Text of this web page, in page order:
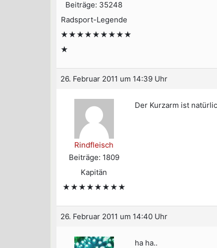
Beiträge: 35248
Radsport-Legende
★★★★★★★★★
★
26. Februar 2011 um 14:39 Uhr
Rindfleisch
Beiträge: 1809
Kapitän
★★★★★★★★
Der Kurzarm ist
26. Februar 2011 um 14:40 Uhr
ha ha..